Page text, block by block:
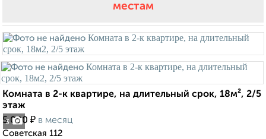
местам
3
Комната в 2-к квартире, на длительный срок, 18м², 2/5
этаж
5 000 ₽ в месяц
Советская 112